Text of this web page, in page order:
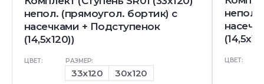
непол. (прямоугол. бортик) с
насечками + Подступенок
(14,5x120))
ЦВЕТ: РАЗМЕР:
33x120 30x120
непол.
ЦВЕТ: